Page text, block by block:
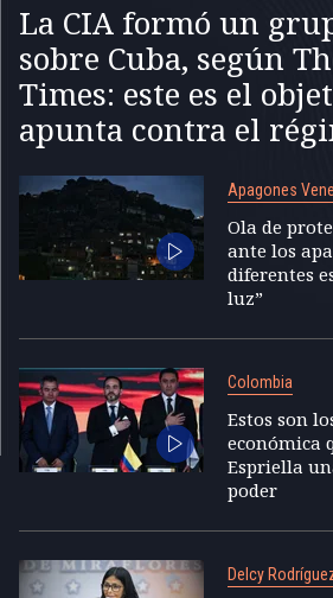
La CIA formó un
sobre Cuba, según
Times: este es el
apunta contra el
Apagones
Ola de
ante los
diferentes
luz”
Colombia
Estos son
económica
Espriella
poder
Delcy